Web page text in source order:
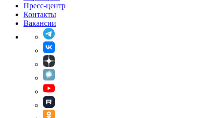
Пресс-центр
Контакты
Вакансии